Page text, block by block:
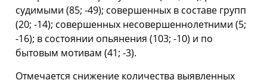
судимыми (85; -49); совершенных в составе групп
(20; -14); совершенных несовершеннолетними (5;
-16); в состоянии опьянения (103; -10) и по
бытовым мотивам (41; -3).
Отмечается снижение количества выявленных